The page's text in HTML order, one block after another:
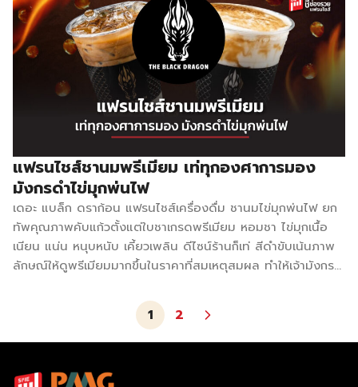
โบราณ ชาผลไม้ ชามะลิ สมูทตี้ เมนูผสมนม และอื่น ๆ โดยแต่ละ
เมนูนั้นเป็นสูตรที่คิดต้นขึ้นเอง สร้างความเป็นเอกลักษณ์เฉพาะตัว
ที่ไม่เหมือนใคร เช่น CHEESE BURN SERIES (ชีสเบิร์นซีรี่) เป็น
หมวดเมนูขายดีอันดับหนึ่ง ซึ่งทางแบรนด์คิดค้นสูตรครีมชีสให้มี
ความนุ่ม ละมุน รสชาติอร่อย ไม่เหมือนใคร เพราะใช้ครีมชีสแท้
เป็นวัตถุดิบหลัก นอกจากนี้ AKIKO´S TEA ยังให้ความสำคัญใน
การคัดเลือกใบชา ที่เป็นวัตถุดิบหลักของเครื่องดื่มแต่ละแก้ว โดย
ต้องการให้เครื่องดื่มแต่ละเมนูมีรสชาติที่ดี […]
แฟรนไชส์ชานมพรีเมียม เท่ทุกองศาการมอง
มังกรดำไข่มุกพ่นไฟ
เดอะ แบล็ก ดราก้อน แฟรนไชส์เครื่องดื่ม ชานมไข่มุกพ่นไฟ ยก
ทัพคุณภาพคับแก้วตั้งแต่ใบชาเกรดพรีเมียม หอมชา ไข่มุกเนื้อ
เนียน แน่น หนุบหนับ เคี้ยวเพลิน ดีไซน์ร้านก็เท่ สีดำขับเน้นภาพ
ลักษณ์ให้ดูพรีเมียมมากขึ้นในราคาที่สมเหตุสมผล ทำให้เจ้ามังกร
ลงทุนเริ่มต้น 130,000 – 160,000 บาท ค่าแฟรนไชส์ 99,900
บาท อุปกรณ์ที่ได้รับ 64 รายการ ระยะเวลาสัญญา 1 ปี ระยะเวลา
คืนทุน 6-12 เดือน จำนวนสาขา มากกว่า 25 สาขา กลยุทธ์ธุรกิจ
หลาย ดีไซน์สวยงาม สัมผัสถึงความพรีเมียม -โตเกียวไส้แน่น
1 2